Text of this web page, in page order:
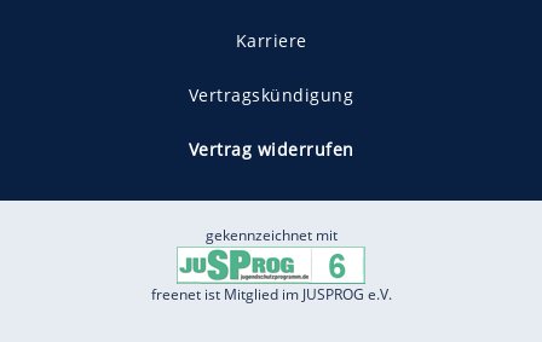
Karriere
Vertragskündigung
Vertrag widerrufen
gekennzeichnet mit
freenet ist Mitglied im JUSPROG e.V.